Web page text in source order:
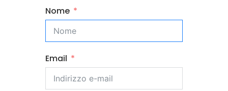
Nome
Email